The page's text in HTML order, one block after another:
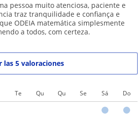
pessoa muito atenciosa, paciente e
traz tranquilidade e confiança e
ODEIA matemática simplesmente
a todos, com certeza.
las 5 valoraciones
Te Qu Qu Se Sá Do